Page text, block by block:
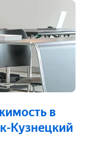
в
Кузнецкий